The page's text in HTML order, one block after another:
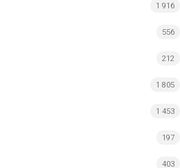
1 916
556
212
1 805
1 453
197
403